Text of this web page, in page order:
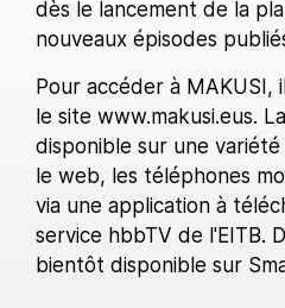
dès le lancement de la
nouveaux épisodes
Pour accéder à MAKUSI,
le site www.makusi.eus.
disponible sur une
le web, les téléphones
via une application à
service hbbTV de l'EITB.
bientôt disponible sur